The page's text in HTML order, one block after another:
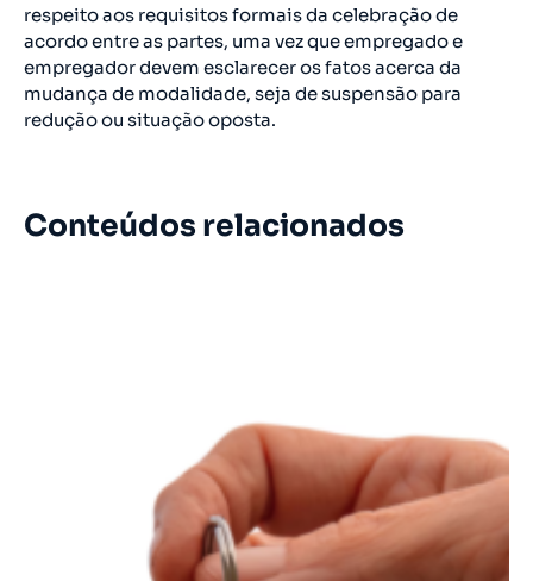
respeito aos requisitos formais da celebração de
acordo entre as partes, uma vez que empregado e
empregador devem esclarecer os fatos acerca da
mudança de modalidade, seja de suspensão para
redução ou situação oposta.
Conteúdos relacionados